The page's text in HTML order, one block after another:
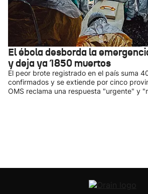
El ébola desborda la
y deja ya 1850 muertos
El peor brote registrado en el país suma
confirmados y se extiende por cinco
OMS reclama una respuesta "urgente" y